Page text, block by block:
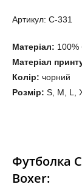
Артикул: C-331
Матеріал: 100%
Матеріал
Колір: чорний
Розмір: S, M, L,
Футболка
Boxer: